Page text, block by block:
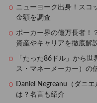
ニューヨーク出身！スコ
金額を調査
ポーカー界の億万長者！
資産やキャリアを徹底解
「たった86ドル」から
ス・マネーメーカー）の
Daniel Negreanu（ダニ
は？名言も紹介